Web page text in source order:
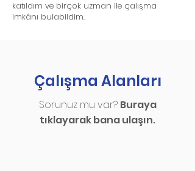
katıldım ve birçok uzman ile çalışma
imkânı bulabildim.
Çalışma Alanları
Sorunuz mu var? Buraya
tıklayarak bana ulaşın.